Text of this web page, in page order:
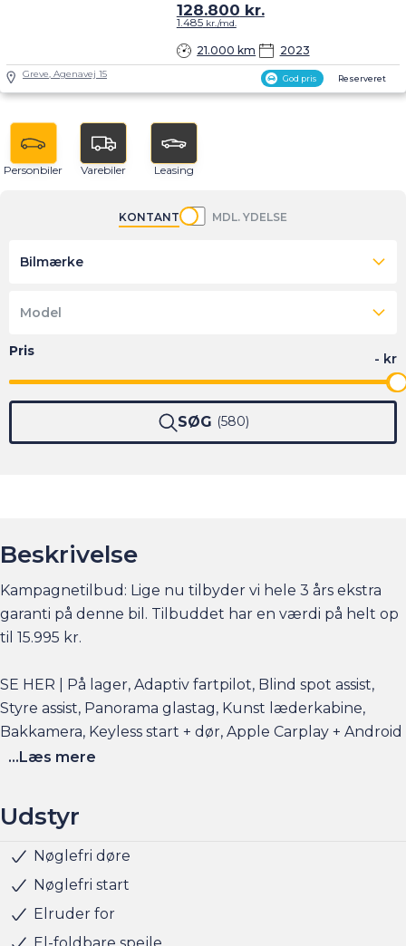
God pris Reserveret
21.000 km 2023
128.800 kr.
1.485kr./md.
Greve, Agenavej 15
Personbiler Varebiler Leasing
KONTANT MDL. YDELSE
Bilmærke
Model
SØG 580
Beskrivelse
Kampagnetilbud: Lige nu tilbyder vi hele 3 års ekstra
garanti på denne bil. Tilbuddet har en værdi på helt op
til 15.995 kr.
SE HER | På lager, Adaptiv fartpilot, Blind spot assist,
Styre assist, Panorama glastag, Kunst læderkabine,
Bakkamera, Keyless start + dør, Apple Carplay + Android
auto, DAB radio.
Rækkevidde: (WLTP): 180 km
Hjemmeladning: 11 kw (ca. 2,5 timer)
Se flere billeder, få et overblik over totalomkostninger
...Læs mere
Udstyr
Nøglefri døre
Nøglefri start
Elruder for
Vejbaneassistent
Startspærre
Park Assist
Bakkamera
Udvendig temperaturmåler
Aut. nedblændeligt bakspejl
Centrallås
El-håndbremse
El-spejle
Fartpilot
Fjernbetjent centrallås
Infocenter
Multifunktionsrat
Musikstreaming via bluetooth
Regnsensor
Servo
Alufælge
LED baglygter
LED kørelys
Armlæn
Glastag
Justerbart rat
Kopholder
Kunstlæder
Læderrat
Multijusterbart rat
Splitbagsæde
ABS
Airbag
Antispin
Dæktrykssensor
ESP
Isofix
Selealarm
Drive assist
17" Alufælge
Automatgear
Parkeringssensor for/bag
Trådløs mobilopladning
Trådløs telefonopladning
Blindvinkelassistent
BEMÆRK KM
BEMÆRK